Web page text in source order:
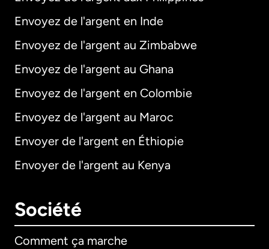
Envoyez de l'argent en Inde
Envoyez de l'argent au Zimbabwe
Envoyez de l'argent au Ghana
Envoyez de l'argent en Colombie
Envoyez de l'argent au Maroc
Envoyer de l'argent en Éthiopie
Envoyer de l'argent au Kenya
Société
Comment ça marche